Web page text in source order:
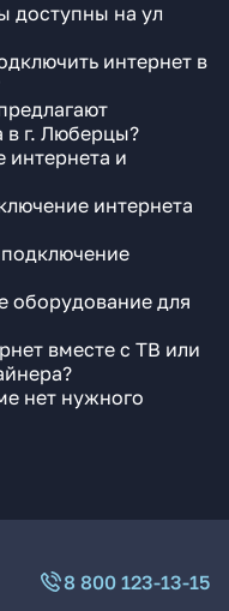
доступны на ул
интернет в
в г. Люберцы?
интернета и
интернета
оборудование для
вместе с ТВ или
нет нужного
8 800 123-13-15